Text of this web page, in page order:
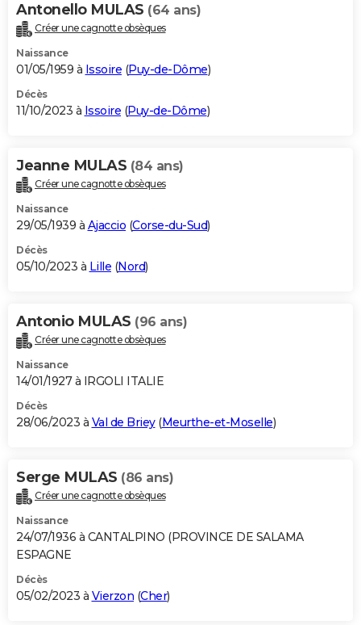
Antonello MULAS (64 ans)
Créer une cagnotte obsèques
Naissance
01/05/1959 à Issoire (Puy-de-Dôme)
Décès
11/10/2023 à Issoire (Puy-de-Dôme)
Jeanne MULAS (84 ans)
Créer une cagnotte obsèques
Naissance
29/05/1939 à Ajaccio (Corse-du-Sud)
Décès
05/10/2023 à Lille (Nord)
Antonio MULAS (96 ans)
Créer une cagnotte obsèques
Naissance
14/01/1927 à IRGOLI ITALIE
Décès
28/06/2023 à Val de Briey(Meurthe-et-Moselle)
Serge MULAS (86 ans)
Créer une cagnotte obsèques
Naissance
24/07/1936 à CANTALPINO (PROVINCE DE SALAMA
ESPAGNE
Décès
05/02/2023 à Vierzon (Cher)